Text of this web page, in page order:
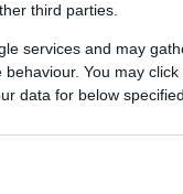
third parties.
services and may
You may
data for below
NÖVÉNYKATALÓGUS